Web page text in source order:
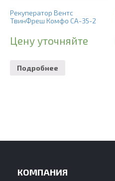
Рекуператор Вентс
ТвинФреш Комфо СА-35-2
Цену уточняйте
Подробнее
КОМПАНИЯ